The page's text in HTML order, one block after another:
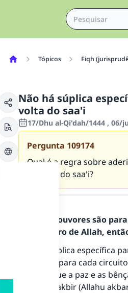
Tópicos Fiqh
Não há súplica
volta do saa'i
17/Dhu al-Qi'dah/1444 , 06/
Pergunta 109174
Qual é a regra sobre
ou volta do saa'i?
Todos os louvores são
Mensageiro de Allah,
Não há súplica específica
específica para cada
Profeta (que a paz e as
é dizer o takbir (Allahu